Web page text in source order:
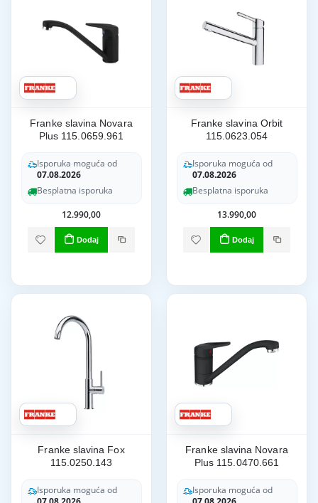
Franke slavina Novara
Plus 115.0659.961
Isporuka moguća od
07.08.2026
Besplatna isporuka
12.990,00
Dodaj
Franke slavina Orbit
115.0623.054
Isporuka moguća od
07.08.2026
Besplatna isporuka
13.990,00
Dodaj
Franke slavina Fox
115.0250.143
Isporuka moguća od
Franke slavina Novara
Plus 115.0470.661
Isporuka moguća od